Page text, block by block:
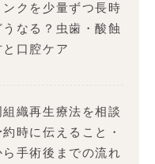
クを少量ずつ長時
なる？虫歯・酸蝕
口腔ケア
織再生療法を相談
時に伝えること・
手術後までの流れ